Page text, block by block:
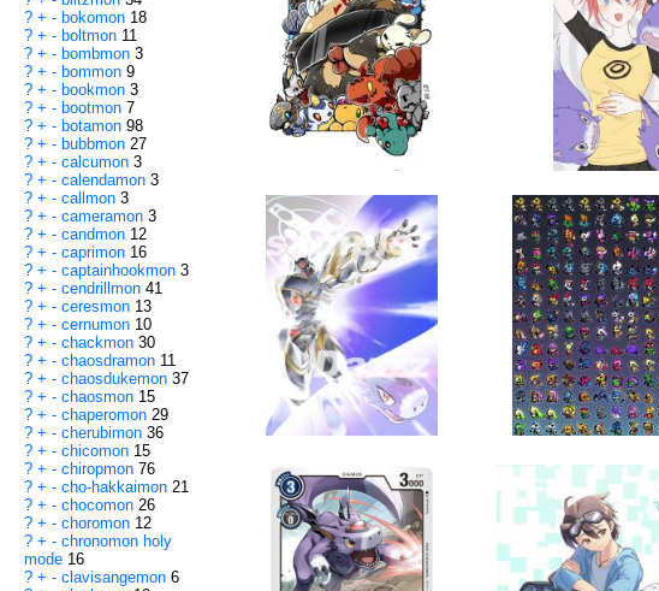
? + - bokomon 18
? + - boltmon 11
? + - bombmon 3
? + - bommon 9
? + - bookmon 3
? + - bootmon 7
? + - botamon 98
? + - bubbmon 27
? + - calcumon 3
? + - calendamon 3
? + - callmon 3
? + - cameramon 3
? + - candmon 12
? + - caprimon 16
? + - captainhookmon 3
? + - cendrillmon 41
? + - ceresmon 13
? + - cernumon 10
? + - chackmon 30
? + - chaosdramon 11
? + - chaosdukemon 37
? + - chaosmon 15
? + - chaperomon 29
? + - cherubimon 36
? + - chicomon 15
? + - chiropmon 76
? + - cho-hakkaimon 21
? + - chocomon 26
? + - choromon 12
? + - chronomon holy
mode 16
? + - clavisangemon 6